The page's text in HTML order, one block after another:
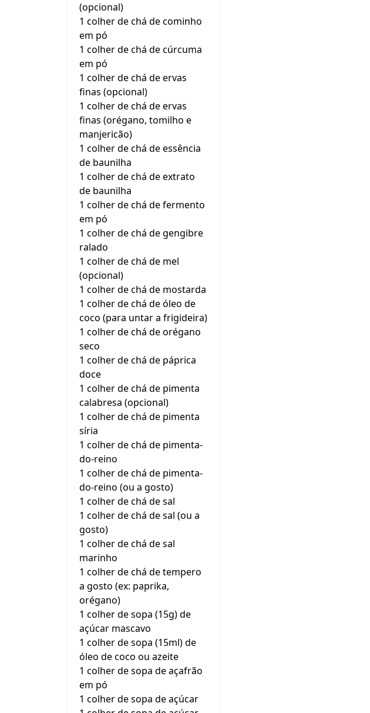
(opcional)
1 colher de chá de cominho
em pó
1 colher de chá de cúrcuma
em pó
1 colher de chá de ervas
finas (opcional)
1 colher de chá de ervas
finas (orégano, tomilho e
manjericão)
1 colher de chá de essência
de baunilha
1 colher de chá de extrato
de baunilha
1 colher de chá de fermento
em pó
1 colher de chá de gengibre
ralado
1 colher de chá de mel
(opcional)
1 colher de chá de mostarda
1 colher de chá de óleo de
coco (para untar a frigideira)
1 colher de chá de orégano
seco
1 colher de chá de páprica
doce
1 colher de chá de pimenta
calabresa (opcional)
1 colher de chá de pimenta
síria
1 colher de chá de pimenta-
do-reino
1 colher de chá de pimenta-
do-reino (ou a gosto)
1 colher de chá de sal
1 colher de chá de sal (ou a
gosto)
1 colher de chá de sal
marinho
1 colher de chá de tempero
a gosto (ex: paprika,
orégano)
1 colher de sopa (15g) de
açúcar mascavo
1 colher de sopa (15ml) de
óleo de coco ou azeite
1 colher de sopa de açafrão
em pó
1 colher de sopa de açúcar